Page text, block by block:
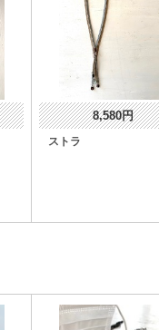
8,580円
ストラ